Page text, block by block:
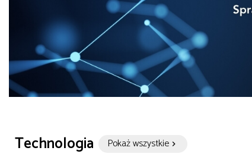
Technologia Pokaż wszystkie